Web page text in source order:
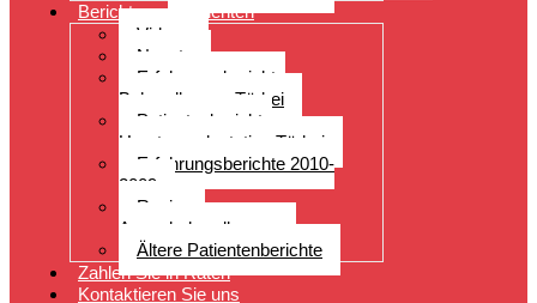
Berichte von Patienten
Videos
Neuste
Erfahrungsberichte
Behandlungen Türkei
Patientenberichte
Haartransplantation Türkei
Erfahrungsberichte 2010-
2009
Reviews
Augenbehandlungen
Ältere Patientenberichte
Zahlen Sie in Raten
Kontaktieren Sie uns